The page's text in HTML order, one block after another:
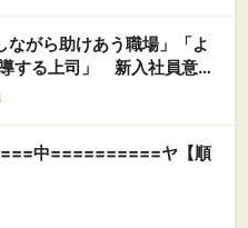
がら助けあう職場」「よ
する上司」 新入社員意識
中==========ヤ【順